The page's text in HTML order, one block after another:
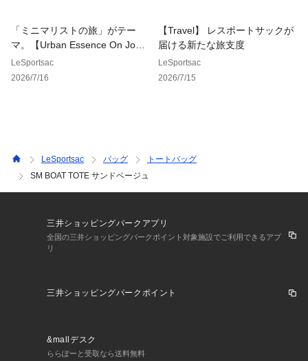
※同じスタイルでお探しの場合は
【レスポ　1874】
プリント一覧をご覧になりたい場合は
【レスポ　LD61】
斜め掛け　肩掛け　手持ち　コンパクト　小さめ】
「ミニマリストの旅」がテー
マ。【Urban Essence On Journ
ey】
LeSportsac
2026/7/16
【Travel】 レスポートサックが
届ける新たな旅支度
LeSportsac
2026/7/15
LeSportsac バッグ
トートバッグ
SM BOAT TOTE サンドベージュ
三井ショッピングパークアプリ
全国の三井ショッピングパークポイント対象施設でご利用できるアプ
リ
三井ショッピングパークポイント
&mallデスク
ららぽーと受取なら送料無料